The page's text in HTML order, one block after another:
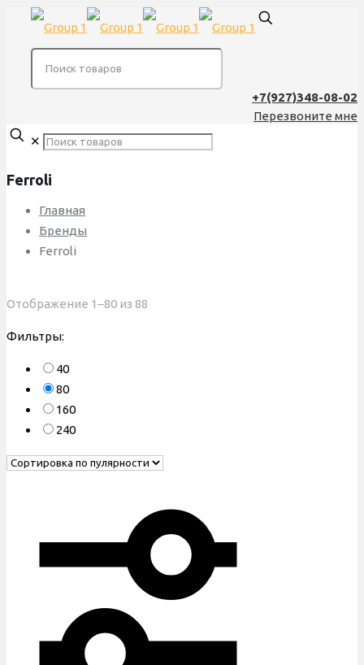
+7(927)348-08-02
Перезвоните мне
✕
Ferroli
Главная
Бренды
Ferroli
Отображение 1–80 из 88
Фильтры:
40
80
160
240